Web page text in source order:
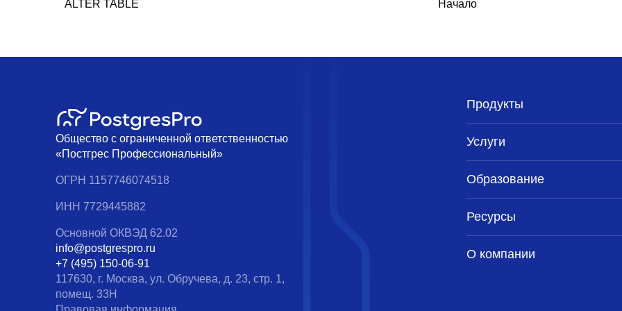
ALTER TABLE
Начало
Общество с ограниченной ответственностью
«Постгрес Профессиональный»
ОГРН 1157746074518
ИНН 7729445882
Основной ОКВЭД 62.02
info@postgrespro.ru
+7 (495) 150-06-91
117630, г. Москва, ул. Обручева, д. 23, стр. 1,
помещ. 33Н
Продукты
Услуги
Образование
Ресурсы
О компании